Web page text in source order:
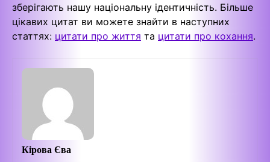
зберігають нашу національну ідентичність. Більше
цікавих цитат ви можете знайти в наступних
статтях: цитати про життя та цитати про кохання.
Кірова Єва